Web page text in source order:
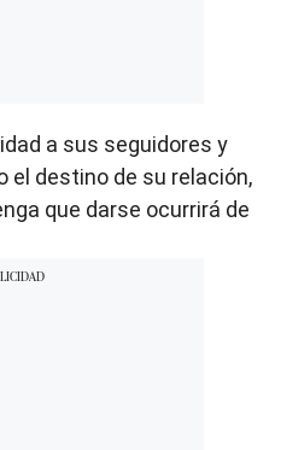
a sus seguidores y
el destino de su relación,
que darse ocurrirá de